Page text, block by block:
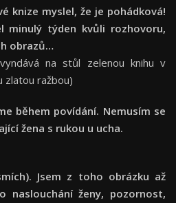
knize myslel, že je pohádková!
minulý týden kvůli rozhovoru,
obrazů…
na stůl zelenou knihu v
zlatou ražbou)
během povídání. Nemusím se
žena s rukou u ucha.
Jsem z toho obrázku až
naslouchání ženy, pozornost,